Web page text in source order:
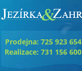
Prodejna: 725 923 654
Realizace: 731 156 600